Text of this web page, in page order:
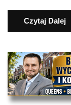
Czytaj Dalej